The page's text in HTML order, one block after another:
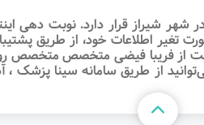
قرار دارد. نوبت‌ دهی
اطلاعات خود، از طریق
از فریبا فیضی متخصص متخصص
از طریق سامانه سینا